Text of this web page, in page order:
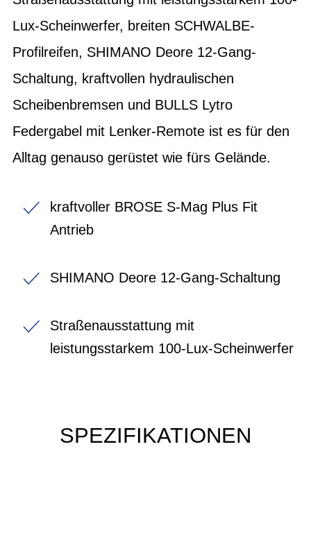
Lux-Scheinwerfer, breiten SCHWALBE-
Profilreifen, SHIMANO Deore 12-Gang-
Schaltung, kraftvollen hydraulischen
Scheibenbremsen und BULLS Lytro
Federgabel mit Lenker-Remote ist es für den
Alltag genauso gerüstet wie fürs Gelände.
kraftvoller BROSE S-Mag Plus Fit
Antrieb
SHIMANO Deore 12-Gang-Schaltung
Straßenausstattung mit
leistungsstarkem 100-Lux-Scheinwerfer
SPEZIFIKATIONEN